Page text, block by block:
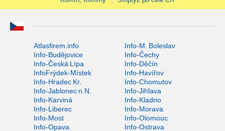
Atlasfirem.info
Info-M. Boleslav
Info-Budějovice
Info-Čechy
Info-Česká Lípa
Info-Děčín
InfoFrýdek-Místek
Info-Havířov
Info-Hradec Kr.
Info-Chomutov
Info-Jablonec n.N.
Info-Jihlava
Info-Karviná
Info-Kladno
Info-Liberec
Info-Morava
Info-Most
Info-Olomouc
Info-Opava
Info-Ostrava